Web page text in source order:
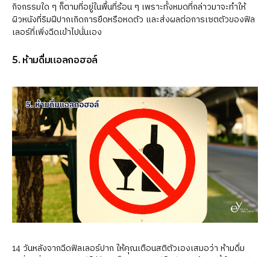
กิจกรรมใด ๆ ก็ตามที่อยู่ในพื้นที่ร้อน ๆ เพราะทั้งหมดที่กล่าวมาจะทำให้
ผิวหนังที่ริมฝีปากเกิดการยืดหรือหดตัว และส่งผลต่อการเซตตัวของฟิล
เลอร์ที่เพิ่งฉีดเข้าไปนั่นเอง
5. ห้ามดื่มแอลกอฮอล์
14 วันหลังจากฉีดฟิลเลอร์ปาก ให้คุณเตือนสติตัวเองเสมอว่า ห้ามดื่ม